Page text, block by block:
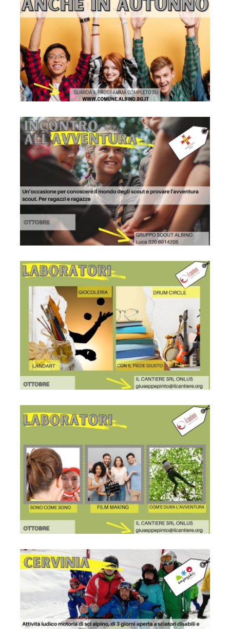
Locandina
Locandina
Locandina
Locandina